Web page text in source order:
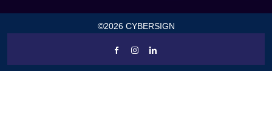
©2026 CYBERSIGN